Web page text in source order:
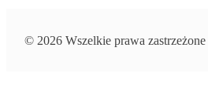
© 2026 Wszelkie prawa zastrzeżone